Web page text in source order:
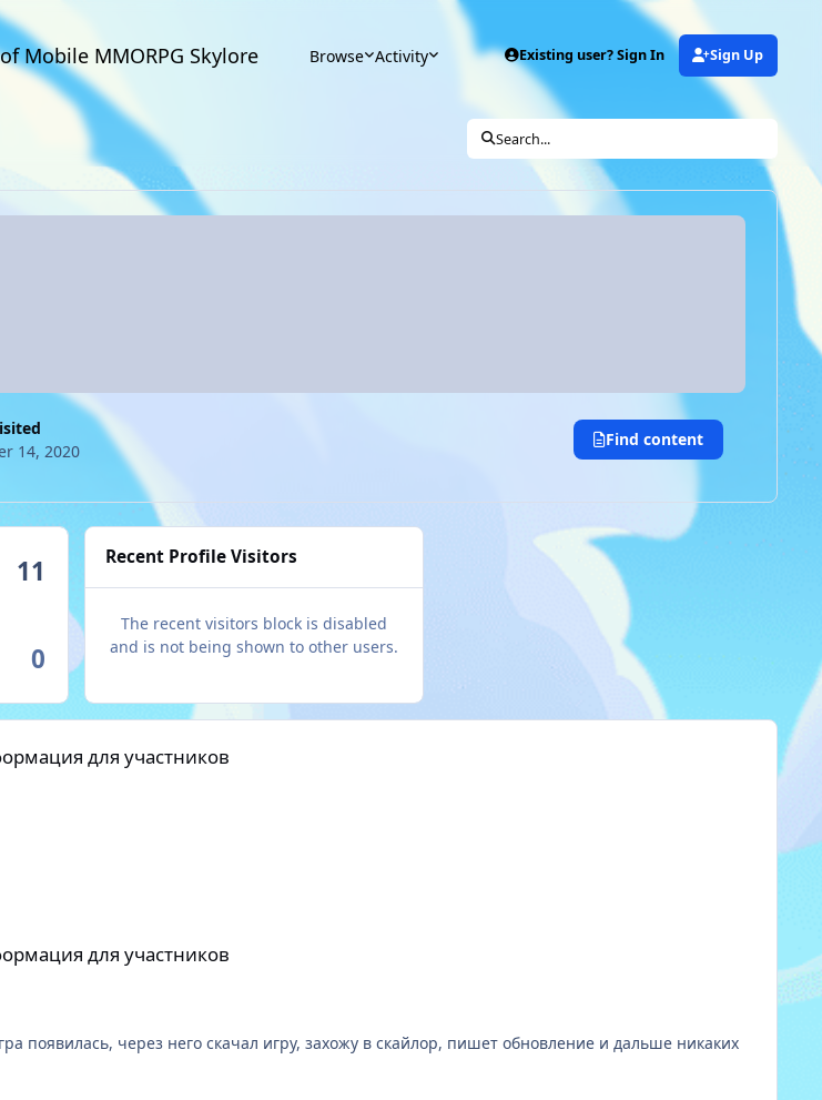
Mobile MMORPG Skylore Browse Activity Existing user? Sign In Sign Up
Search...
14, 2020
Find content
11
0
Recent Profile Visitors
The recent visitors block is disabled
and is not being shown to other users.
для участников
для участников
появилась, через него скачал игру, захожу в скайлор, пишет обновление и дальше никаких